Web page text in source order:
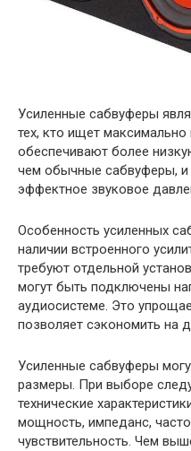
Усиленные сабвуферы
тех, кто ищет
обеспечивают более
чем обычные сабвуферы,
эффектное звуковое
Особенность усиленных
наличии встроенного
требуют отдельной
могут быть подключены
аудиосистеме. Это
позволяет сэкономить на
Усиленные сабвуферы
размеры. При выборе
технические
мощность, импеданс,
чувствительность. Чем